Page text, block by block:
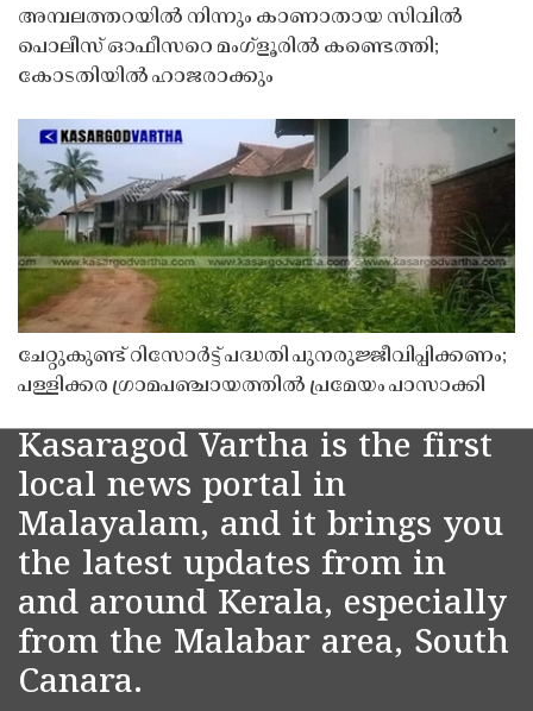
അമ്പലത്തറയിൽ നിന്നും കാണാതായ സിവിൽ
പൊലീസ് ഓഫീസറെ മംഗ്ളൂരിൽ കണ്ടെത്തി;
കോടതിയിൽ ഹാജരാക്കും
ചേറ്റുകുണ്ട് റിസോർട്ട് പദ്ധതി പുനരുജ്ജീവിപ്പിക്കണം;
പള്ളിക്കര ഗ്രാമപഞ്ചായത്തിൽ പ്രമേയം പാസാക്കി
Kasaragod Vartha is the first
local news portal in
Malayalam, and it brings you
the latest updates from in
and around Kerala, especially
from the Malabar area, South
Canara.